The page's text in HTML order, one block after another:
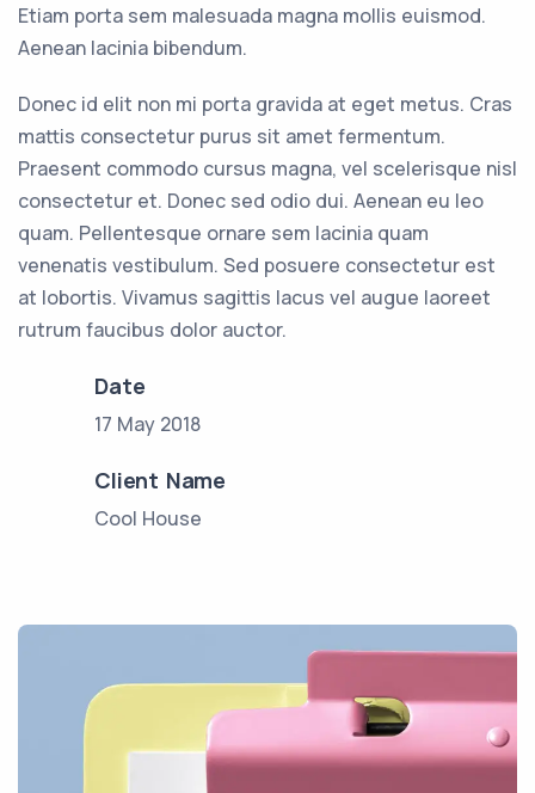
Etiam porta sem malesuada magna mollis euismod.
Aenean lacinia bibendum.
Donec id elit non mi porta gravida at eget metus. Cras
mattis consectetur purus sit amet fermentum.
Praesent commodo cursus magna, vel scelerisque nisl
consectetur et. Donec sed odio dui. Aenean eu leo
quam. Pellentesque ornare sem lacinia quam
venenatis vestibulum. Sed posuere consectetur est
at lobortis. Vivamus sagittis lacus vel augue laoreet
rutrum faucibus dolor auctor.
Date
17 May 2018
Client Name
Cool House